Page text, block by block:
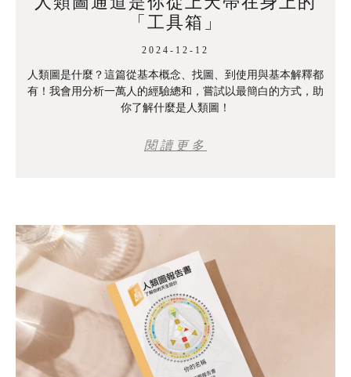
「工具箱」
2024-12-12
人類圖是什麼？這篇從基本概念、找圖、到使用與基本解釋都
有！我會用分析一萬人的經驗總和，嘗試以最簡白的方式，助
你了解什麼是人類圖！
閱讀更多